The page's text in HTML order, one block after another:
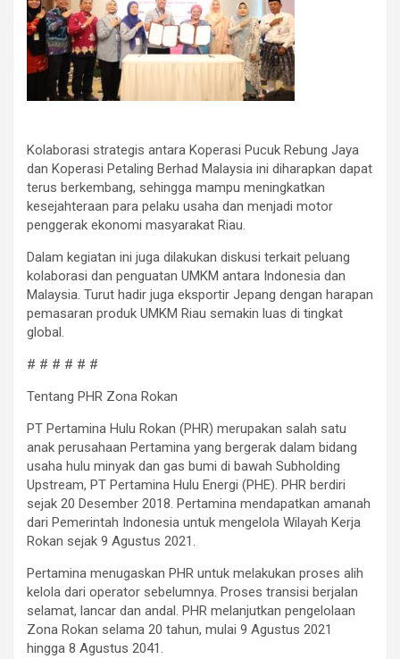
Kolaborasi strategis antara Koperasi Pucuk Rebung Jaya
dan Koperasi Petaling Berhad Malaysia ini diharapkan dapat
terus berkembang, sehingga mampu meningkatkan
kesejahteraan para pelaku usaha dan menjadi motor
penggerak ekonomi masyarakat Riau.
Dalam kegiatan ini juga dilakukan diskusi terkait peluang
kolaborasi dan penguatan UMKM antara Indonesia dan
Malaysia. Turut hadir juga eksportir Jepang dengan harapan
pemasaran produk UMKM Riau semakin luas di tingkat
global.
# # # # # #
Tentang PHR Zona Rokan
PT Pertamina Hulu Rokan (PHR) merupakan salah satu
anak perusahaan Pertamina yang bergerak dalam bidang
usaha hulu minyak dan gas bumi di bawah Subholding
Upstream, PT Pertamina Hulu Energi (PHE). PHR berdiri
sejak 20 Desember 2018. Pertamina mendapatkan amanah
dari Pemerintah Indonesia untuk mengelola Wilayah Kerja
Rokan sejak 9 Agustus 2021.
Pertamina menugaskan PHR untuk melakukan proses alih
kelola dari operator sebelumnya. Proses transisi berjalan
selamat, lancar dan andal. PHR melanjutkan pengelolaan
Zona Rokan selama 20 tahun, mulai 9 Agustus 2021
hingga 8 Agustus 2041.